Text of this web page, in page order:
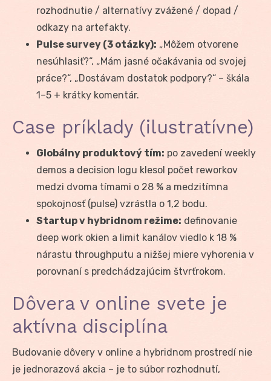
rozhodnutie / alternatívy zvážené / dopad /
odkazy na artefakty.
Pulse survey (3 otázky): „Môžem otvorene
nesúhlasiť?“, „Mám jasné očakávania od svojej
práce?“, „Dostávam dostatok podpory?“ – škála
1–5 + krátky komentár.
Case príklady (ilustratívne)
Globálny produktový tím: po zavedení weekly
demos a decision logu klesol počet reworkov
medzi dvoma tímami o 28 % a medzitímna
spokojnosť (pulse) vzrástla o 1,2 bodu.
Startup v hybridnom režime: definovanie
deep work okien a limit kanálov viedlo k 18 %
nárastu throughputu a nižšej miere vyhorenia v
porovnaní s predchádzajúcim štvrťrokom.
Dôvera v online svete je
aktívna disciplína
Budovanie dôvery v online a hybridnom prostredí nie
je jednorazová akcia – je to súbor rozhodnutí,